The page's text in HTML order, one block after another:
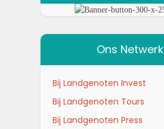
Ons Netwerk
Bij Landgenoten Invest
Bij Landgenoten Tours
Bij Landgenoten Press